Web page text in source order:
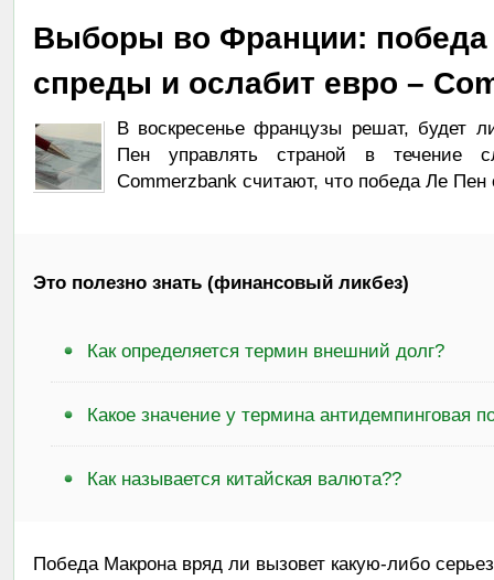
Выборы во Франции: победа
спреды и ослабит евро –
В воскресенье французы решат, будет
Пен управлять страной в течение
Commerzbank считают, что победа Ле Пен
Это полезно знать (финансовый ликбез)
Как определяется термин внешний долг?
Какое значение у термина антидемпинговая
Как называется китайская валюта??
Победа Макрона вряд ли вызовет какую-либо